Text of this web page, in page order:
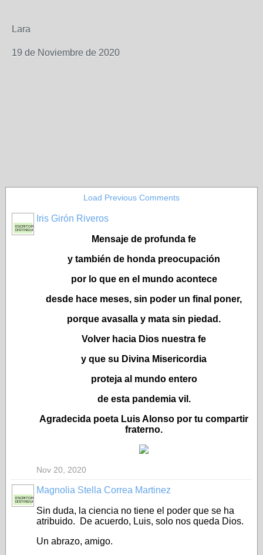
Lara
19 de Noviembre de 2020
Load Previous Comments
ESCRITORA
DISTINGUIDA
Iris Girón Riveros
Mensaje de profunda fe
y también de honda preocupación
por lo que en el mundo acontece
desde hace meses, sin poder un final poner,
porque avasalla y mata sin piedad.
Volver hacia Dios nuestra fe
y que su Divina Misericordia
proteja al mundo entero
de esta pandemia vil.
Agradecida poeta Luis Alonso por tu compartir
fraterno.
Nov 20, 2020
ESCRITORA
DISTINGUIDA
Magnolia Stella Correa Martinez
Sin duda, la ciencia no tiene el poder que se ha
atribuido. De acuerdo, Luis, solo nos queda Dios.
Un abrazo, amigo.